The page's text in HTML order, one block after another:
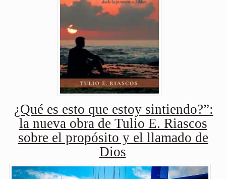
¿Qué es esto que estoy sintiendo?”:
la nueva obra de Tulio E. Riascos
sobre el propósito y el llamado de
Dios